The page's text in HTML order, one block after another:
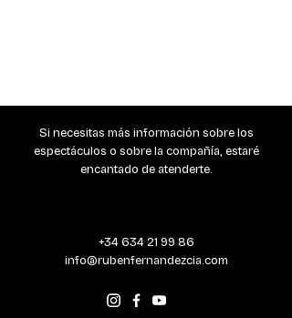
Si necesitas más información sobre los
espectáculos o sobre la compañía, estaré
encantado de atenderte.
+34 634 21 99 86
info@rubenfernandezcia.com